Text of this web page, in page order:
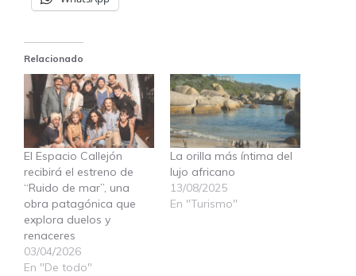
Relacionado
El Espacio Callejón
recibirá el estreno de
“Ruido de mar”, una
obra patagónica que
explora duelos y
renaceres
03/04/2026
En "De todo"
La orilla más íntima del
lujo africano
13/08/2025
En "Turismo"